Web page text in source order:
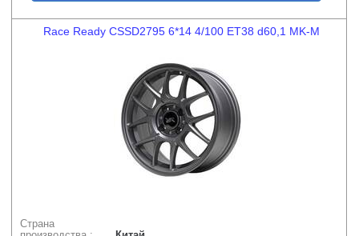
Race Ready CSSD2795 6*14 4/100 ET38 d60,1 MK-M
Страна